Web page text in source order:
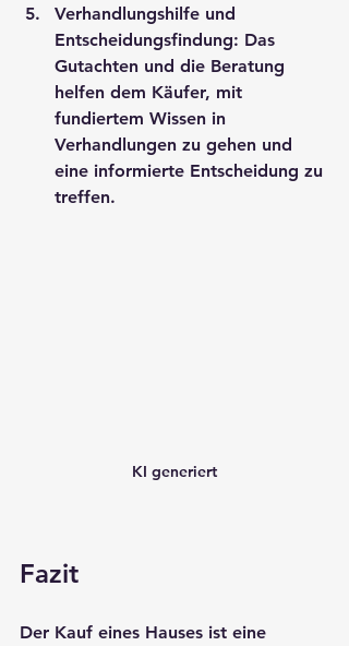
Verhandlungshilfe und
Entscheidungsfindung: Das
Gutachten und die Beratung
helfen dem Käufer, mit
fundiertem Wissen in
Verhandlungen zu gehen und
eine informierte Entscheidung zu
treffen.
KI generiert
Fazit
Der Kauf eines Hauses ist eine